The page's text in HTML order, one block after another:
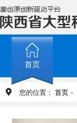
首页
您的位置： 首页 -